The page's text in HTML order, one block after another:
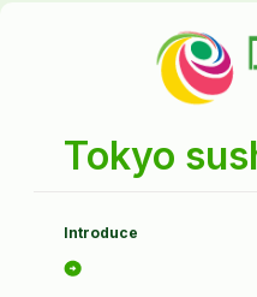
Tokyo
Introduce